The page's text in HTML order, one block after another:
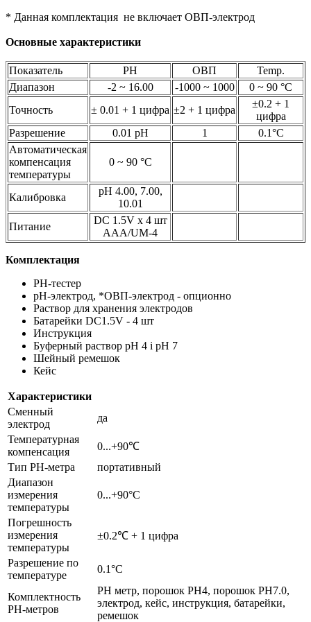
* Данная комплектация не включает ОВП-электрод
Основные характеристики
Показатель PH ОВП
Temp.
Диапазон
-2 ~ 16.00 -1000 ~ 1000
0 ~ 90 °C
Точность
± 0.01 + 1 цифра ±2 + 1 цифра
±0.2 + 1
цифра
Разрешение
0.01 pH 1
0.1°C
Автоматическая
компенсация
температуры
0 ~ 90 °C
Калибровка
pH 4.00, 7.00,
10.01
Питание
DC 1.5V x 4 шт
ААА/UM-4
Комплектация
PH-тестер
pH-электрод, *ОВП-электрод - опционно
Раствор для хранения электродов
Батарейки DC1.5V - 4 шт
Инструкция
Буферный раствор pH 4 і pH 7
Шейный ремешок
Кейс
Характеристики
Сменный
электрод
да
Температурная
компенсация
0...+90℃
Тип PH-метра
портативный
Диапазон
измерения
температуры
0...+90°C
Погрешность
измерения
температуры
±0.2℃ + 1 цифра
Разрешение по
температуре
0.1°C
Комплектность
PH-метров
PH метр, порошок PH4, порошок PH7.0,
электрод, кейс, инструкция, батарейки,
ремешок